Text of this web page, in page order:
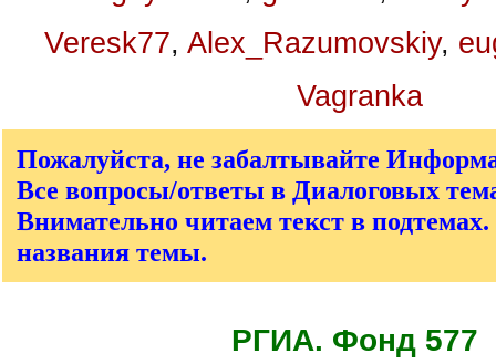
Veresk77, Alex_Razumovskiy,
Vagranka
Пожалуйста, не забалтывайте
Все вопросы/ответы в Диалоговых
Внимательно читаем текст в
названия темы.
РГИА. Фонд 577